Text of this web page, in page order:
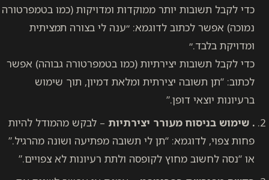
כדי לקבל תשובות יותר ממוקדות ומדויקות (כמו בטמפרטורה
נמוכה) אפשר לכתוב לדוגמא: ״ענה לי בצורה תמציתית
ומדויקת בלבד.״
כדי לקבל תשובות יצירתיות (כמו בטמפרטורה גבוהה) אפשר
לכתוב: “תן תשובה יצירתית ומלאת דמיון, תוך שימוש
ברעיונות יוצאי דופן.”
. שימוש בניסוח מעורר יצירתיות – לבקש מהמודל להיות
פחות צפוי, לדוגמא: “תן לי תשובה מפתיעה ושונה מהרגיל.”
או “נסה לחשוב מחוץ לקופסה ולתת רעיונות לא צפויים.”